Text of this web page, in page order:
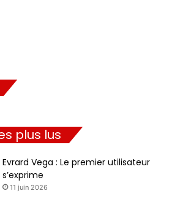
plus lus
Evrard Vega : Le premier utilisateur
s’exprime
11 juin 2026